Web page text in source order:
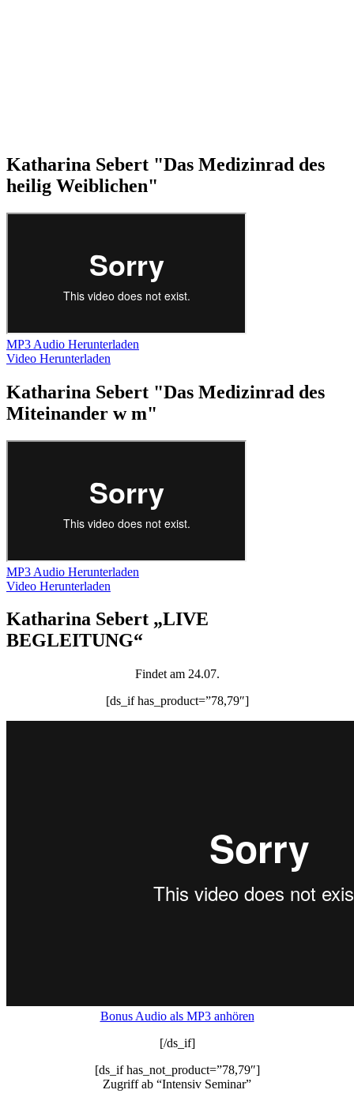
Katharina Sebert "Das Medizinrad des
heilig Weiblichen"
MP3 Audio Herunterladen
Video Herunterladen
Katharina Sebert "Das Medizinrad des
Miteinander w m"
MP3 Audio Herunterladen
Video Herunterladen
Katharina Sebert „LIVE
BEGLEITUNG“
Findet am 24.07.
[ds_if has_product=”78,79″]
Bonus Audio als MP3 anhören
[/ds_if]
[ds_if has_not_product=”78,79″]
Zugriff ab “Intensiv Seminar”